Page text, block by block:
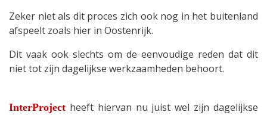
Zeker niet als dit proces zich ook nog in het buitenland
afspeelt zoals hier in Oostenrijk.
Dit vaak ook slechts om de eenvoudige reden dat dit
niet tot zijn dagelijkse werkzaamheden behoort.
InterProject heeft hiervan nu juist wel zijn dagelijkse